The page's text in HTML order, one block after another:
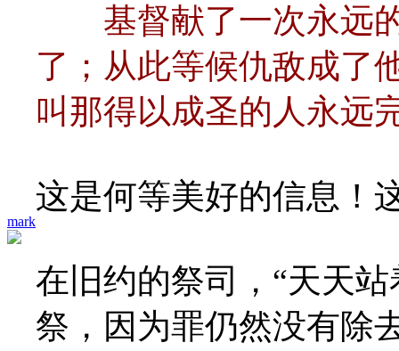
mark
基督献了一次永远
了；从此等候仇敌成了
叫那得以成圣的人永远
这是何等美好的信息！
在旧约的祭司，“天天
祭，因为罪仍然没有除